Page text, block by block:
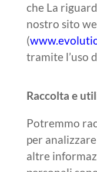
che La
nostro sito
(
tramite l’uso
Raccolta e
Potremmo
per
altre